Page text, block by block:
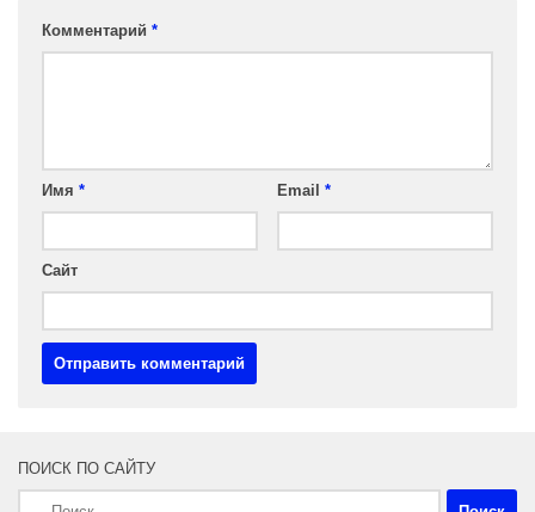
Комментарий *
Имя * Email *
Сайт
ПОИСК ПО САЙТУ
Найти: